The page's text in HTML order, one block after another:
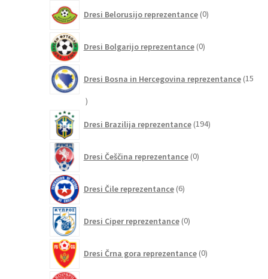
Dresi Belorusijo reprezentance 0izdelkov
Dresi Bolgarijo reprezentance 0izdelkov
Dresi Bosna in Hercegovina reprezentance 15
15
Dresi Brazilija reprezentance 194izdelkov
Dresi Češčina reprezentance 0izdelkov
Dresi Čile reprezentance 6izdelkov
Dresi Ciper reprezentance 0izdelkov
Dresi Črna gora reprezentance 0izdelkov